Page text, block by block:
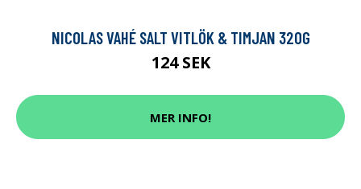
NICOLAS VAHÉ SALT VITLÖK & TIMJAN 320G
124 SEK
MER INFO!